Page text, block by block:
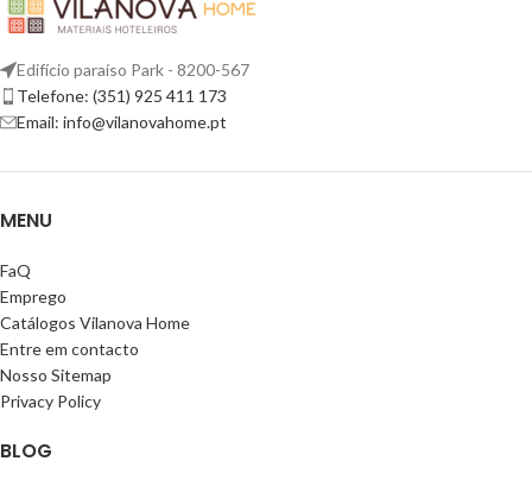
Edifício paraíso Park - 8200-567
Telefone: (351) 925 411 173
Email: info@vilanovahome.pt
MENU
FaQ
Emprego
Catálogos Vilanova Home
Entre em contacto
Nosso Sitemap
Privacy Policy
BLOG